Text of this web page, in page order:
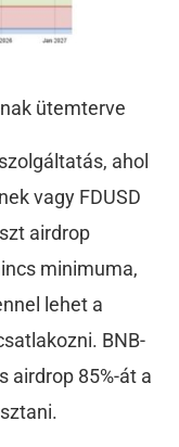
ütemterve
ahol
vagy FDUSD
airdrop
minimuma,
lehet a
BNB-
airdrop 85%-át a